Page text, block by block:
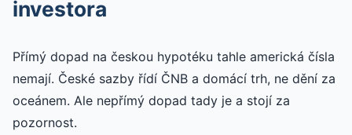
investora
Přímý dopad na českou hypotéku tahle americká čísla
nemají. České sazby řídí ČNB a domácí trh, ne dění za
oceánem. Ale nepřímý dopad tady je a stojí za
pozornost.